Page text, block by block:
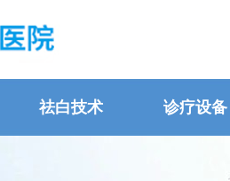
祛白技术 诊疗设备